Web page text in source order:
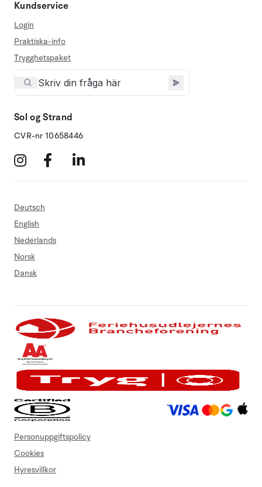
Kundservice
Login
Praktiska-info
Trygghetspaket
Sol og Strand
CVR-nr 10658446
Deutsch
English
Nederlands
Norsk
Dansk
Personuppgiftspolicy
Cookies
Hyresvillkor